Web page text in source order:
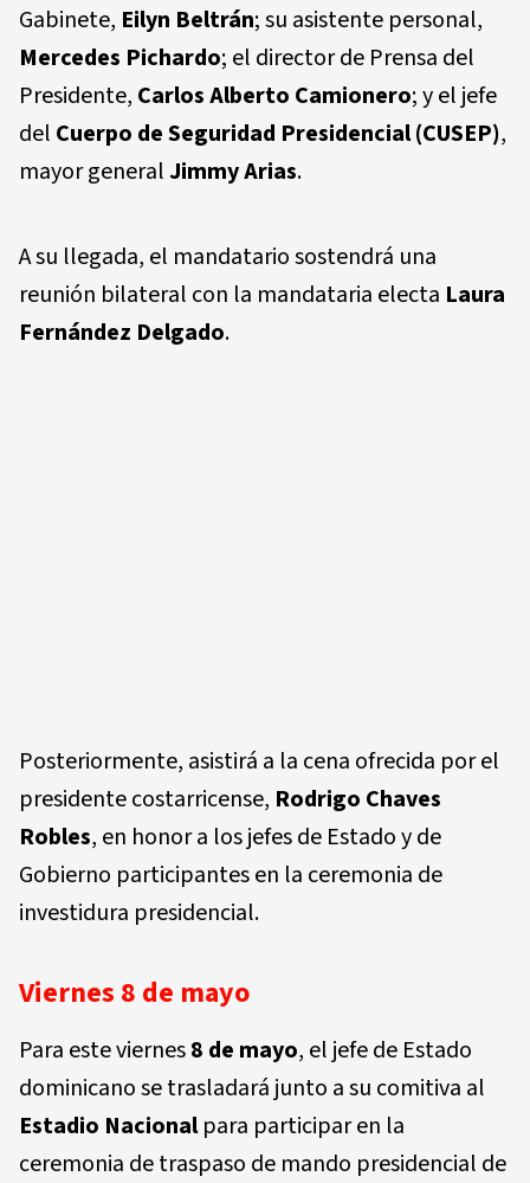
Gabinete, Eilyn Beltrán; su asistente personal,
Mercedes Pichardo; el director de Prensa del
Presidente, Carlos Alberto Camionero; y el jefe
del Cuerpo de Seguridad Presidencial (CUSEP),
mayor generalJimmy Arias.
A su llegada, el mandatario sostendrá una
reunión bilateral con la mandataria electa Laura
Fernández Delgado.
Posteriormente, asistirá a la cena ofrecida por el
presidente costarricense, Rodrigo Chaves
Robles, en honor a los jefes de Estado y de
Gobierno participantes en la ceremonia de
investidura presidencial.
Viernes 8 de mayo
Para este viernes8 de mayo, el jefe de Estado
dominicano se trasladará junto a su comitiva al
Estadio Nacionalpara participar en la
ceremonia de traspaso de mando presidencial de